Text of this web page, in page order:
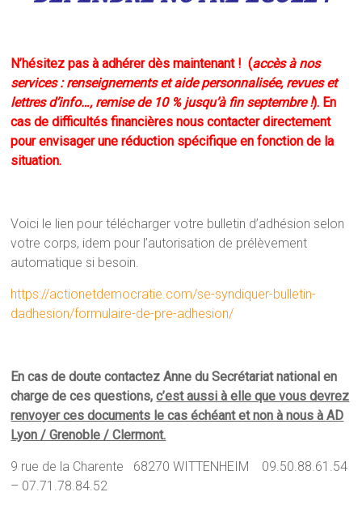
N’hésitez pas à adhérer dès maintenant ! (accès à nos
services : renseignements et aide personnalisée, revues et
lettres d’info…, remise de 10 % jusqu’à fin septembre !). En
cas de difficultés financières nous contacter directement
pour envisager une réduction spécifique en fonction de la
situation.
Voici le lien pour télécharger votre bulletin d’adhésion selon
votre corps, idem pour l’autorisation de prélèvement
automatique si besoin.
https://actionetdemocratie.com/se-syndiquer-bulletin-
dadhesion/formulaire-de-pre-adhesion/
En cas de doute contactez Anne du Secrétariat national en
charge de ces questions,c’est aussi à elle que vous devrez
renvoyer ces documents le cas échéant et non à nous à AD
Lyon / Grenoble / Clermont.
9 rue de la Charente 68270 WITTENHEIM 09.50.88.61.54
– 07.71.78.84.52